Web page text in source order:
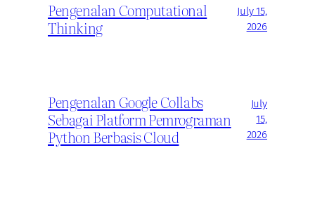
Pengenalan Computational
Thinking
July 15,
2026
Pengenalan Google Collabs
Sebagai Platform Pemrograman
Python Berbasis Cloud
July
15,
2026